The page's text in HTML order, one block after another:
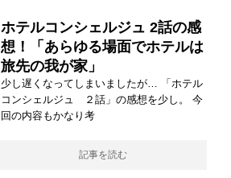
ホテルコンシェルジュ 2話の感
想！「あらゆる場面でホテルは
旅先の我が家」
少し遅くなってしまいましたが… 「ホテル
コンシェルジュ ２話」の感想を少し。 今
回の内容もかなり考
記事を読む